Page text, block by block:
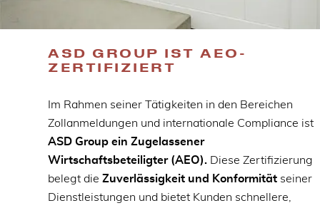
ASD GROUP IST AEO-
ZERTIFIZIERT
Im Rahmen seiner Tätigkeiten in den Bereichen
Zollanmeldungen und internationale Compliance ist
ASD Group ein Zugelassener
Wirtschaftsbeteiligter (AEO). Diese Zertifizierung
belegt dieZuverlässigkeit und Konformität seiner
Dienstleistungen und bietet Kunden schnellere,